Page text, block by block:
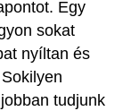
Egy
sokat
nyíltan és
tudjunk